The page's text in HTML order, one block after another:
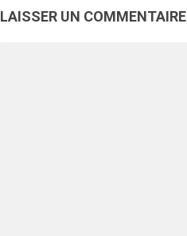
LAISSER UN COMMENTAIRE